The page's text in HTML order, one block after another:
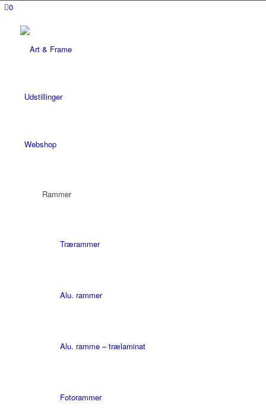
0
Udstillinger
Webshop
Rammer
Trærammer
Alu. rammer
Alu. ramme – trælaminat
Fotorammer